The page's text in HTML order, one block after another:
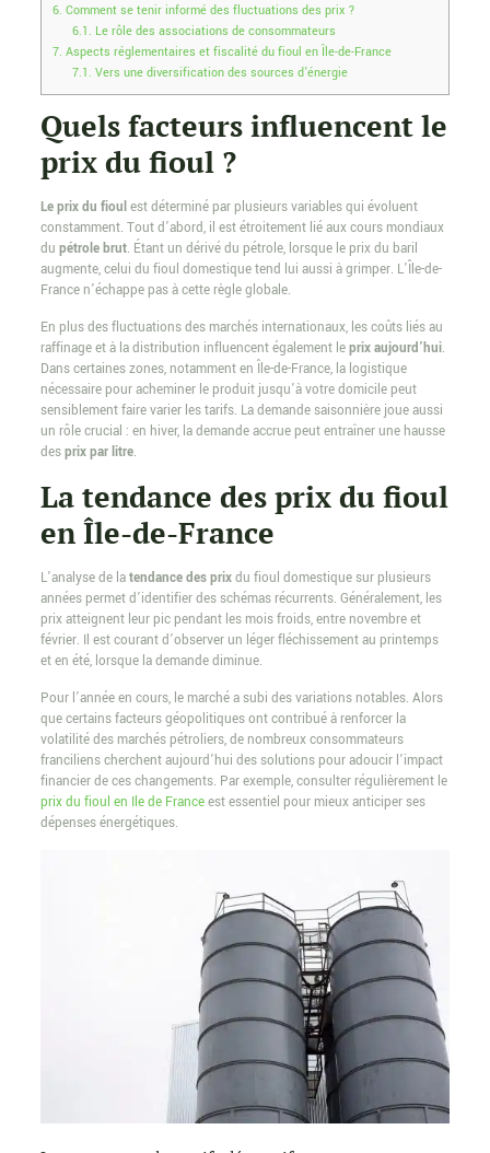
6. Comment se tenir informé des fluctuations des prix ?
6.1. Le rôle des associations de consommateurs
7. Aspects réglementaires et fiscalité du fioul en Île-de-France
7.1. Vers une diversification des sources d’énergie
Quels facteurs influencent le
prix du fioul ?
Le prix du fioulest déterminé par plusieurs variables qui évoluent
constamment. Tout d’abord, il est étroitement lié aux cours mondiaux
du pétrole brut. Étant un dérivé du pétrole, lorsque le prix du baril
augmente, celui du fioul domestique tend lui aussi à grimper. L’Île-de-
France n’échappe pas à cette règle globale.
En plus des fluctuations des marchés internationaux, les coûts liés au
raffinage et à la distribution influencent également leprix aujourd’hui.
Dans certaines zones, notamment en Île-de-France, la logistique
nécessaire pour acheminer le produit jusqu’à votre domicile peut
sensiblement faire varier les tarifs. La demande saisonnière joue aussi
un rôle crucial : en hiver, la demande accrue peut entraîner une hausse
desprix par litre.
La tendance des prix du fioul
en Île-de-France
L’analyse de latendance des prixdu fioul domestique sur plusieurs
années permet d’identifier des schémas récurrents. Généralement, les
prix atteignent leur pic pendant les mois froids, entre novembre et
février. Il est courant d’observer un léger fléchissement au printemps
et en été, lorsque la demande diminue.
Pour l’année en cours, le marché a subi des variations notables. Alors
que certains facteurs géopolitiques ont contribué à renforcer la
volatilité des marchés pétroliers, de nombreux consommateurs
franciliens cherchent aujourd’hui des solutions pour adoucir l’impact
financier de ces changements. Par exemple, consulter régulièrement le
prix du fioul en Ile de Franceest essentiel pour mieux anticiper ses
dépenses énergétiques.